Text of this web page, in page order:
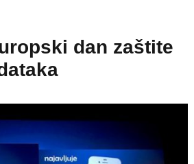
dan zaštite